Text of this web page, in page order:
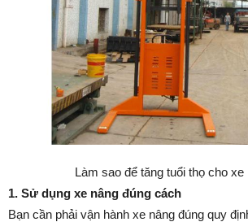
Làm sao để tăng tuổi thọ cho xe
1. Sử dụng xe nâng đúng cách
Bạn cần phải vận hành xe nâng đúng quy